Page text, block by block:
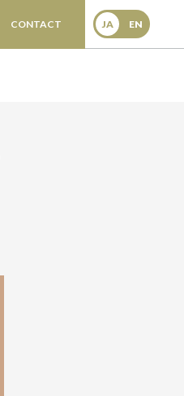
CONTACT JA EN